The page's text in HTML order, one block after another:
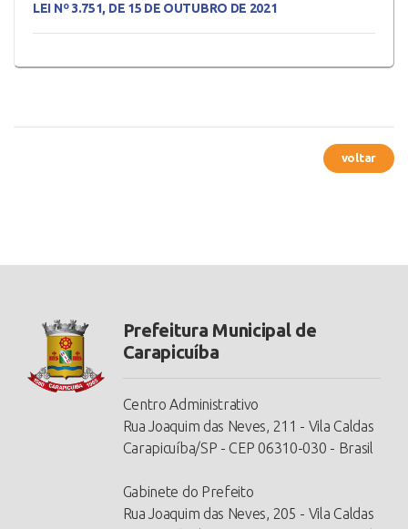
LEI Nº 3.751, DE 15 DE OUTUBRO DE 2021
voltar
Prefeitura Municipal de
Carapicuíba
Centro Administrativo
Rua Joaquim das Neves, 211 - Vila Caldas
Carapicuíba/SP - CEP 06310-030 - Brasil
Gabinete do Prefeito
Rua Joaquim das Neves, 205 - Vila Caldas